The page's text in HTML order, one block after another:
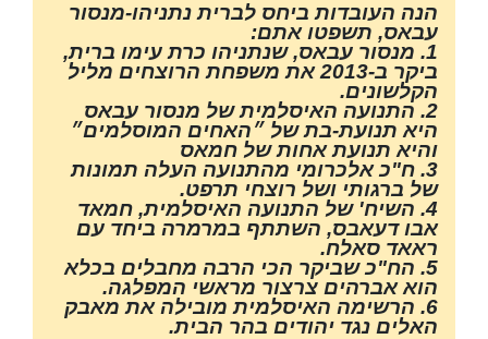
הנה העובדות ביחס לברית נתניהו-מנסור
עבאס, תשפטו אתם:
1. מנסור עבאס, שנתניהו כרת עימו ברית,
ביקר ב-2013 את משפחת הרוצחים מליל
הקלשונים.
2. התנועה האיסלמית של מנסור עבאס
היא תנועת-בת של ״האחים המוסלמים״
והיא תנועת אחות של חמאס
3. ח"כ אלכרומי מהתנועה העלה תמונות
של ברגותי ושל רוצחי תרפט.
4. השיח' של התנועה האיסלמית, חמאד
אבו דעאבס, השתתף במרמרה ביחד עם
ראאד סאלח.
5. הח"כ שביקר הכי הרבה מחבלים בכלא
הוא אברהים צרצור מראשי המפלגה.
6. הרשימה האיסלמית מובילה את מאבק
האלים נגד יהודים בהר הבית.